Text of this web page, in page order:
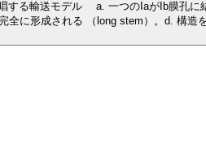
する輸送モデル a. 一つのIaがIb膜孔に
全に形成される （long stem）。d. 構